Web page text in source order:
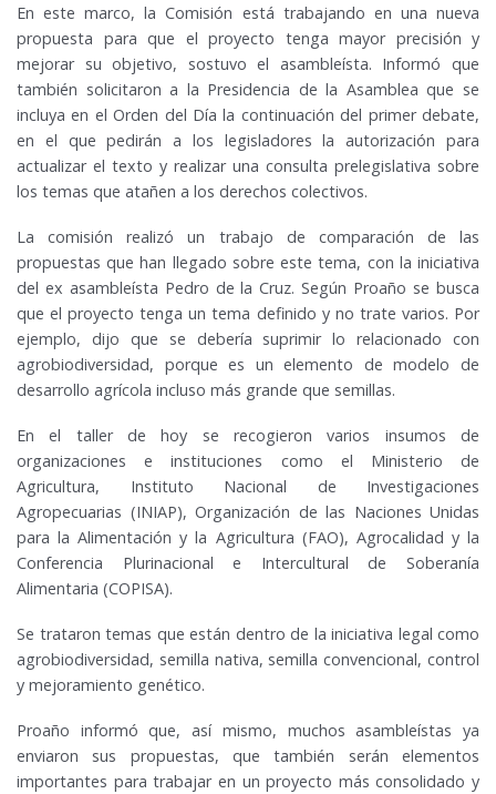
En este marco, la Comisión está trabajando en una nueva
propuesta para que el proyecto tenga mayor precisión y
mejorar su objetivo, sostuvo el asambleísta. Informó que
también solicitaron a la Presidencia de la Asamblea que se
incluya en el Orden del Día la continuación del primer debate,
en el que pedirán a los legisladores la autorización para
actualizar el texto y realizar una consulta prelegislativa sobre
los temas que atañen a los derechos colectivos.
La comisión realizó un trabajo de comparación de las
propuestas que han llegado sobre este tema, con la iniciativa
del ex asambleísta Pedro de la Cruz. Según Proaño se busca
que el proyecto tenga un tema definido y no trate varios. Por
ejemplo, dijo que se debería suprimir lo relacionado con
agrobiodiversidad, porque es un elemento de modelo de
desarrollo agrícola incluso más grande que semillas.
En el taller de hoy se recogieron varios insumos de
organizaciones e instituciones como el Ministerio de
Agricultura, Instituto Nacional de Investigaciones
Agropecuarias (INIAP), Organización de las Naciones Unidas
para la Alimentación y la Agricultura (FAO), Agrocalidad y la
Conferencia Plurinacional e Intercultural de Soberanía
Alimentaria (COPISA).
Se trataron temas que están dentro de la iniciativa legal como
agrobiodiversidad, semilla nativa, semilla convencional, control
y mejoramiento genético.
Proaño informó que, así mismo, muchos asambleístas ya
enviaron sus propuestas, que también serán elementos
importantes para trabajar en un proyecto más consolidado y